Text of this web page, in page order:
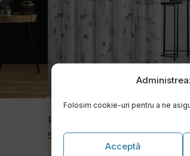
Folosim cookie-uri pentru a ne
Acceptă
Perdea Bessy culoare alb cu
58.00 leimetru liniar(TVA inclus)